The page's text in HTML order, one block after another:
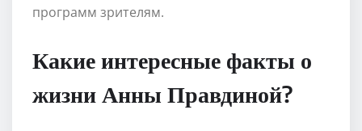
программ зрителям.
Какие интересные факты о
жизни Анны Правдиной?